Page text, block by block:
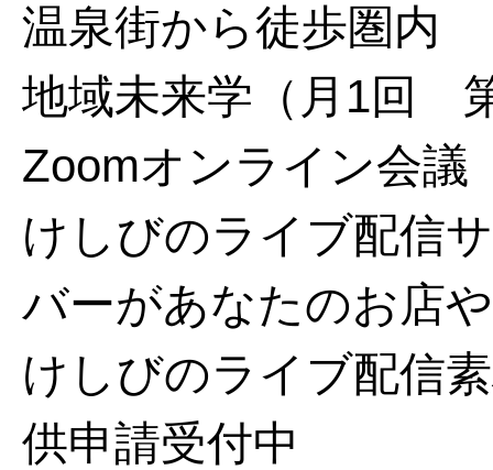
温泉街から徒歩圏内
地域未来学（月1回
Zoomオンライン会議
けしびのライブ配信
バーがあなたのお店
けしびのライブ配信
供申請受付中